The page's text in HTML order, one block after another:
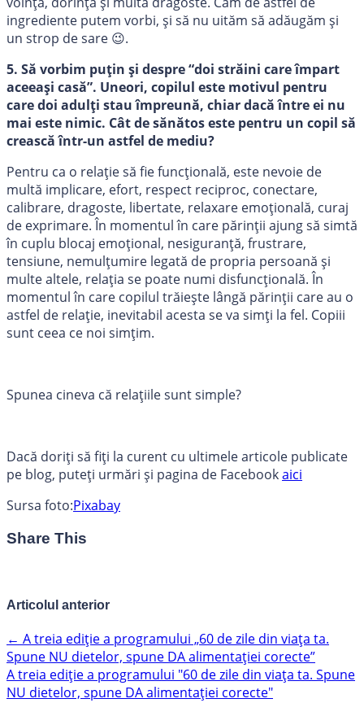
ingrediente putem vorbi, și să nu uităm să adăugăm și
un strop de sare 😉.
5. Să vorbim puțin și despre “doi străini care împart
aceeași casă”. Uneori, copilul este motivul pentru
care doi adulți stau împreună, chiar dacă între ei nu
mai este nimic. Cât de sănătos este pentru un copil să
crească într-un astfel de mediu?
Pentru ca o relație să fie funcțională, este nevoie de
multă implicare, efort, respect reciproc, conectare,
calibrare, dragoste, libertate, relaxare emoțională, curaj
de exprimare. În momentul în care părinții ajung să simtă
în cuplu blocaj emoțional, nesiguranță, frustrare,
tensiune, nemulțumire legată de propria persoană și
multe altele, relația se poate numi disfuncțională. În
momentul în care copilul trăiește lângă părinții care au o
astfel de relație, inevitabil acesta se va simți la fel. Copiii
sunt ceea ce noi simțim.
Spunea cineva că relațiile sunt simple?
Dacă doriți să fiți la curent cu ultimele articole publicate
pe blog, puteți urmări și pagina de Facebookaici
Sursa foto:Pixabay
Share This
Articolul anterior
← A treia ediție a programului „60 de zile din viața ta.
Spune NU dietelor, spune DA alimentației corecte”
A treia ediție a programului "60 de zile din viața ta. Spune
NU dietelor, spune DA alimentației corecte"